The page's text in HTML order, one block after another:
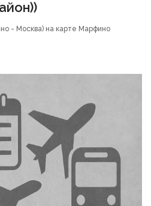
- Москва) на карте Марфино